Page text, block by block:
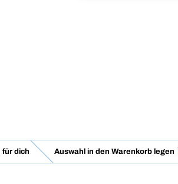
für dich Auswahl in den Warenkorb legen